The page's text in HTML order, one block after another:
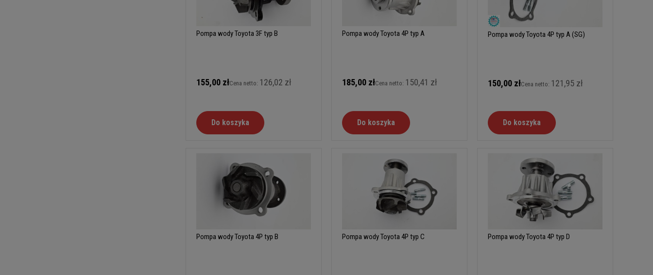
Pompa wody Toyota 3F typ B
155,00 złCena netto: 126,02 zł
Do koszyka
Pompa wody Toyota 4P typ A
185,00 złCena netto: 150,41 zł
Do koszyka
Pompa wody Toyota 4P typ A (SG)
150,00 złCena netto: 121,95 zł
Do koszyka
Pompa wody Toyota 4P typ B Pompa wody Toyota 4P typ C Pompa wody Toyota 4P typ D